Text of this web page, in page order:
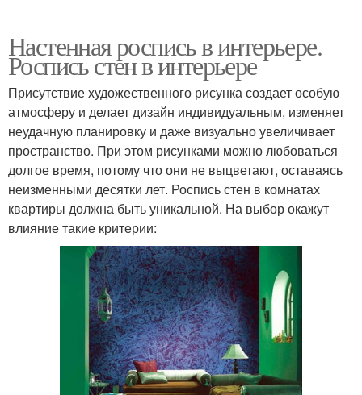
Настенная роспись в интерьере.
Роспись стен в интерьере
Присутствие художественного рисунка создает особую
атмосферу и делает дизайн индивидуальным, изменяет
неудачную планировку и даже визуально увеличивает
пространство. При этом рисунками можно любоваться
долгое время, потому что они не выцветают, оставаясь
неизменными десятки лет. Роспись стен в комнатах
квартиры должна быть уникальной. На выбор окажут
влияние такие критерии: